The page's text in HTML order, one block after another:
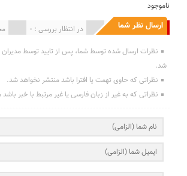
ناموجود
ارسال نظر شما در انتظار بررسی : 0 انتشار یافته : 0
نظرات ارسال شده توسط شما، پس از تایید توسط
شد.
نظراتی که حاوی تهمت یا افترا باشد منتشر نخواهد شد.
نظراتی که به غیر از زبان فارسی یا غیر مرتبط با خبر